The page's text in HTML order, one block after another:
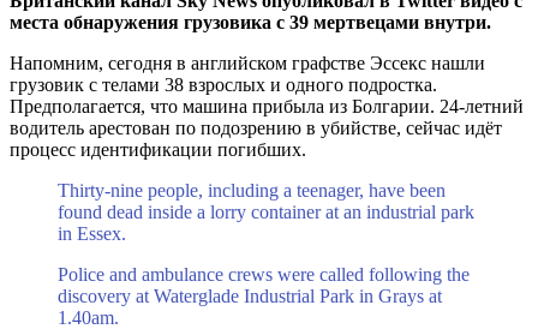
места обнаружения грузовика с 39 мертвецами внутри.
Напомним, сегодня в английском графстве Эссекс нашли
грузовик с телами 38 взрослых и одного подростка.
Предполагается, что машина прибыла из Болгарии. 24-летний
водитель арестован по подозрению в убийстве, сейчас идёт
процесс идентификации погибших.
Thirty-nine people, including a teenager, have been
found dead inside a lorry container at an industrial park
in Essex.
Police and ambulance crews were called following the
discovery at Waterglade Industrial Park in Grays at
1.40am.